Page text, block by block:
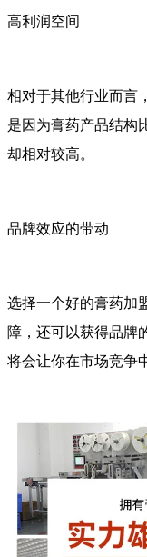
高利润空间
相对于其他行业而言
是因为膏药产品结构
却相对较高。
品牌效应的带动
选择一个好的膏药加
障，还可以获得品牌
将会让你在市场竞争